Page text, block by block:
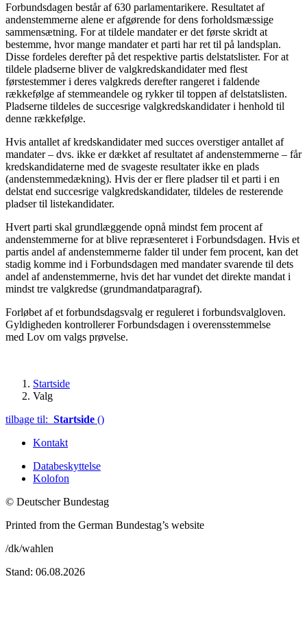
Forbundsdagen består af 630 parlamentarikere. Resultatet af
andenstemmerne alene er afgørende for dens forholdsmæssige
sammensætning. For at tildele mandater er det første skridt at
bestemme, hvor mange mandater et parti har ret til på landsplan.
Disse fordeles derefter på det respektive partis delstatslister. For at
tildele pladserne bliver de valgkredskandidater med flest
førstestemmer i deres valgkreds derefter rangeret i faldende
rækkefølge af stemmeandele og rykker til toppen af ​​delstatslisten.
Pladserne tildeles de succesrige valgkredskandidater i henhold til
denne rækkefølge.
Hvis antallet af kredskandidater med succes overstiger antallet af
mandater – dvs. ikke er dækket af resultatet af andenstemmerne – får
kredskandidaterne med de svageste resultater ikke en plads
(andenstemmedækning). Hvis der er flere pladser til et parti i en
delstat end succesrige valgkredskandidater, tildeles de resterende
pladser til listekandidater.
Hvert parti skal grundlæggende opnå mindst fem procent af
andenstemmerne for at blive repræsenteret i Forbundsdagen. Hvis et
partis andel af andenstemmerne falder til under fem procent, kan det
stadig komme ind i Forbundsdagen med mandater svarende til dets
andel af andenstemmerne, hvis det har vundet det direkte mandat i
mindst tre valgkredse (grundmandatparagraf).
Forløbet af et forbundsdagsvalg er reguleret i forbundsvalgloven.
Gyldigheden kontrollerer Forbundsdagen i overensstemmelse
med Lov om valgs prøvelse.
Startside
Valg
tilbage til: Startside ()
Kontakt
Databeskyttelse
Kolofon
© Deutscher Bundestag
Printed from the German Bundestag’s website
/dk/wahlen
Stand: 06.08.2026